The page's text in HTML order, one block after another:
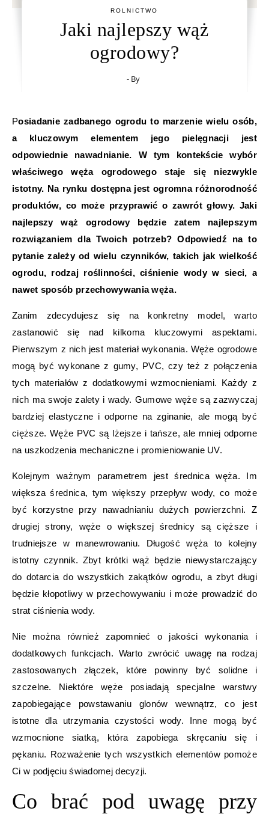
ROLNICTWO
Jaki najlepszy wąż
ogrodowy?
- By
Posiadanie zadbanego ogrodu to marzenie wielu osób,
a kluczowym elementem jego pielęgnacji jest
odpowiednie nawadnianie. W tym kontekście wybór
właściwego węża ogrodowego staje się niezwykle
istotny. Na rynku dostępna jest ogromna różnorodność
produktów, co może przyprawić o zawrót głowy. Jaki
najlepszy wąż ogrodowy będzie zatem najlepszym
rozwiązaniem dla Twoich potrzeb? Odpowiedź na to
pytanie zależy od wielu czynników, takich jak wielkość
ogrodu, rodzaj roślinności, ciśnienie wody w sieci, a
nawet sposób przechowywania węża.
Zanim zdecydujesz się na konkretny model, warto
zastanowić się nad kilkoma kluczowymi aspektami.
Pierwszym z nich jest materiał wykonania. Węże ogrodowe
mogą być wykonane z gumy, PVC, czy też z połączenia
tych materiałów z dodatkowymi wzmocnieniami. Każdy z
nich ma swoje zalety i wady. Gumowe węże są zazwyczaj
bardziej elastyczne i odporne na zginanie, ale mogą być
cięższe. Węże PVC są lżejsze i tańsze, ale mniej odporne
na uszkodzenia mechaniczne i promieniowanie UV.
Kolejnym ważnym parametrem jest średnica węża. Im
większa średnica, tym większy przepływ wody, co może
być korzystne przy nawadnianiu dużych powierzchni. Z
drugiej strony, węże o większej średnicy są cięższe i
trudniejsze w manewrowaniu. Długość węża to kolejny
istotny czynnik. Zbyt krótki wąż będzie niewystarczający
do dotarcia do wszystkich zakątków ogrodu, a zbyt długi
będzie kłopotliwy w przechowywaniu i może prowadzić do
strat ciśnienia wody.
Nie można również zapomnieć o jakości wykonania i
dodatkowych funkcjach. Warto zwrócić uwagę na rodzaj
zastosowanych złączek, które powinny być solidne i
szczelne. Niektóre węże posiadają specjalne warstwy
zapobiegające powstawaniu glonów wewnątrz, co jest
istotne dla utrzymania czystości wody. Inne mogą być
wzmocnione siatką, która zapobiega skręcaniu się i
pękaniu. Rozważenie tych wszystkich elementów pomoże
Ci w podjęciu świadomej decyzji.
Co brać pod uwagę przy